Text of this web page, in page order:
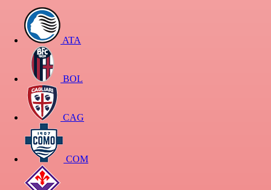
ATA
BOL
CAG
COM